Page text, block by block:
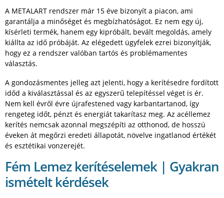
A METALART rendszer már 15 éve bizonyít a piacon, ami
garantálja a minőséget és megbízhatóságot. Ez nem egy új,
kísérleti termék, hanem egy kipróbált, bevált megoldás, amely
kiállta az idő próbáját. Az elégedett ügyfelek ezrei bizonyítják,
hogy ez a rendszer valóban tartós és problémamentes
választás.
A gondozásmentes jelleg azt jelenti, hogy a kerítésedre fordított
időd a kiválasztással és az egyszerű telepítéssel véget is ér.
Nem kell évről évre újrafestened vagy karbantartanod, így
rengeteg időt, pénzt és energiát takarítasz meg. Az acéllemez
kerítés nemcsak azonnal megszépíti az otthonod, de hosszú
éveken át megőrzi eredeti állapotát, növelve ingatlanod értékét
és esztétikai vonzerejét.
Fém Lemez kerítéselemek | Gyakran
ismételt kérdések